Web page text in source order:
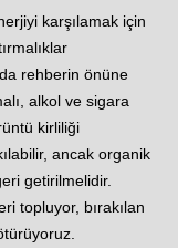
karşılamak için
rehberin önüne
alkol ve sigara
kirliliği
ancak organik
getirilmelidir.
topluyor, bırakılan